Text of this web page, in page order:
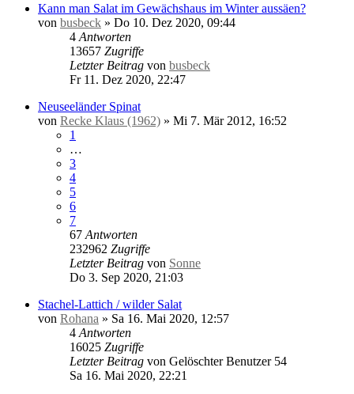
Kann man Salat im Gewächshaus im Winter aussäen?
von busbeck » Do 10. Dez 2020, 09:44
4 Antworten
13657 Zugriffe
Letzter Beitrag von busbeck
Fr 11. Dez 2020, 22:47
Neuseeländer Spinat
von Recke Klaus (1962) » Mi 7. Mär 2012, 16:52
1
…
3
4
5
6
7
67 Antworten
232962 Zugriffe
Letzter Beitrag von Sonne
Do 3. Sep 2020, 21:03
Stachel-Lattich / wilder Salat
von Rohana » Sa 16. Mai 2020, 12:57
4 Antworten
16025 Zugriffe
Letzter Beitrag von Gelöschter Benutzer 54
Sa 16. Mai 2020, 22:21